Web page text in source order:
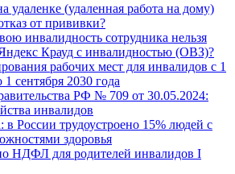
удаленке (удаленная работа на дому)
от прививки?
инвалидность сотрудника нельзя
Крауд с инвалидностью (ОВЗ)?
рабочих мест для инвалидов с 1
сентября 2030 года
РФ № 709 от 30.05.2024:
инвалидов
в России трудоустроено 15% людей с
здоровья
НДФЛ для родителей инвалидов I